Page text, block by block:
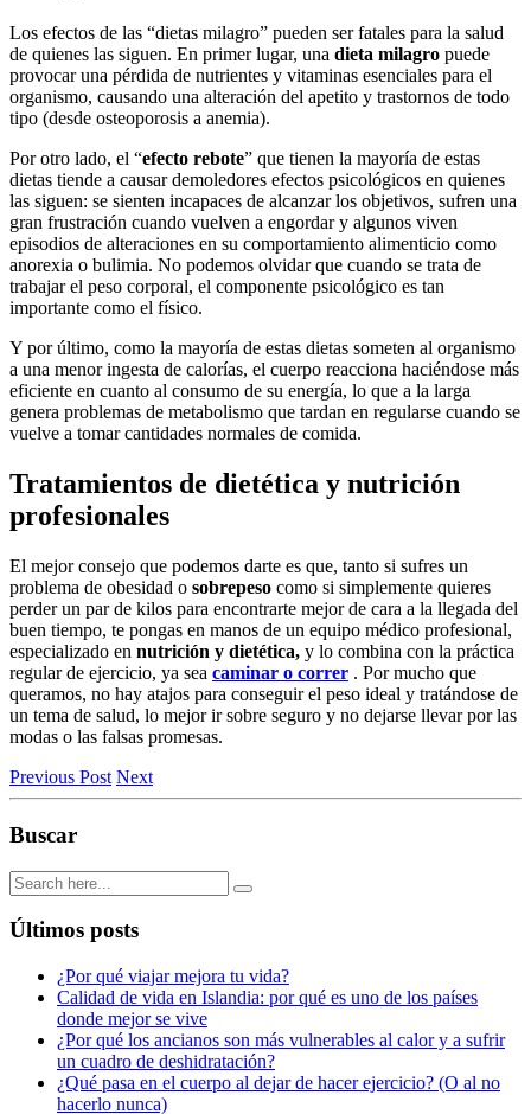
Los efectos de las “dietas milagro” pueden ser fatales para la salud
de quienes las siguen. En primer lugar, una dieta milagro puede
provocar una pérdida de nutrientes y vitaminas esenciales para el
organismo, causando una alteración del apetito y trastornos de todo
tipo (desde osteoporosis a anemia).
Por otro lado, el “efecto rebote” que tienen la mayoría de estas
dietas tiende a causar demoledores efectos psicológicos en quienes
las siguen: se sienten incapaces de alcanzar los objetivos, sufren una
gran frustración cuando vuelven a engordar y algunos viven
episodios de alteraciones en su comportamiento alimenticio como
anorexia o bulimia. No podemos olvidar que cuando se trata de
trabajar el peso corporal, el componente psicológico es tan
importante como el físico.
Y por último, como la mayoría de estas dietas someten al organismo
a una menor ingesta de calorías, el cuerpo reacciona haciéndose más
eficiente en cuanto al consumo de su energía, lo que a la larga
genera problemas de metabolismo que tardan en regularse cuando se
vuelve a tomar cantidades normales de comida.
Tratamientos de dietética y nutrición
profesionales
El mejor consejo que podemos darte es que, tanto si sufres un
problema de obesidad o sobrepeso como si simplemente quieres
perder un par de kilos para encontrarte mejor de cara a la llegada del
buen tiempo, te pongas en manos de un equipo médico profesional,
especializado en nutrición y dietética, y lo combina con la práctica
regular de ejercicio, ya sea caminar o correr . Por mucho que
queramos, no hay atajos para conseguir el peso ideal y tratándose de
un tema de salud, lo mejor ir sobre seguro y no dejarse llevar por las
modas o las falsas promesas.
Previous Post Next
Buscar
Últimos posts
¿Por qué viajar mejora tu vida?
Calidad de vida en Islandia: por qué es uno de los países
donde mejor se vive
¿Por qué los ancianos son más vulnerables al calor y a sufrir
un cuadro de deshidratación?
¿Qué pasa en el cuerpo al dejar de hacer ejercicio? (O al no
hacerlo nunca)